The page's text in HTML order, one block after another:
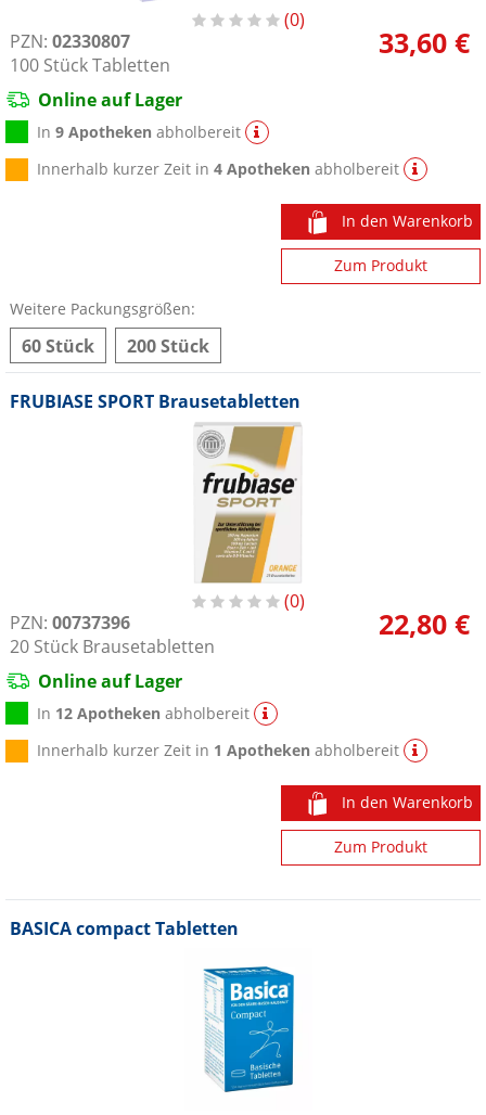
0
PZN: 02330807
100 Stück Tabletten
33,60 €
Online auf Lager
In9 Apotheken abholbereit
Innerhalb kurzer Zeit in4 Apotheken abholbereit
In den Warenkorb
Zum Produkt
Weitere Packungsgrößen:
60 Stück 200 Stück
FRUBIASE SPORT Brausetabletten
0
PZN: 00737396
20 Stück Brausetabletten
22,80 €
Online auf Lager
In 12 Apotheken abholbereit
Innerhalb kurzer Zeit in 1 Apotheken abholbereit
In den Warenkorb
Zum Produkt
BASICA compact Tabletten